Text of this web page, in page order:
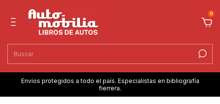
0
Envíos protegidos a todo el país. Especialistas en bibliografía
fierrera.